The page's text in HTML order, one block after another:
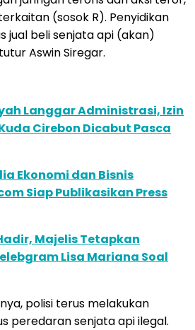
(sosok R). Penyidikan
jual beli senjata api (akan)
Aswin Siregar.
Langgar Administrasi, Izin
Cirebon Dicabut Pasca
Ekonomi dan Bisnis
Siap Publikasikan Press
Majelis Tetapkan
Lisa Mariana Soal
polisi terus melakukan
peredaran senjata api ilegal.